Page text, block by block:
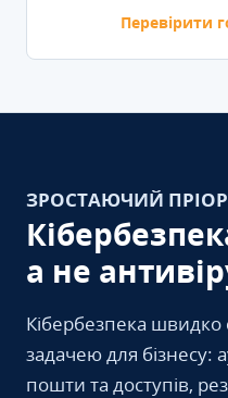
Перевірити
ЗРОСТАЮЧИЙ
а не
Кібербезпека
задачею для бізнесу:
пошти та доступів,